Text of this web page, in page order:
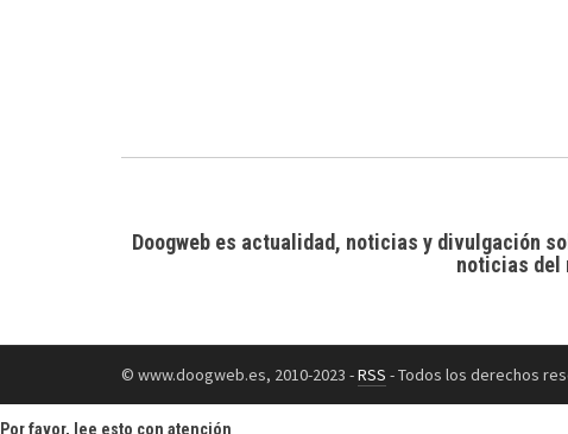
Doogweb es actualidad, noticias y divulgación
noticias del
© www.doogweb.es, 2010-2023 -RSS - Todos los derechos
Por favor, lee esto con atención